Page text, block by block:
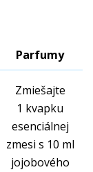
Parfumy
Zmiešajte
1 kvapku
esenciálnej
zmesi s 10 ml
jojobového